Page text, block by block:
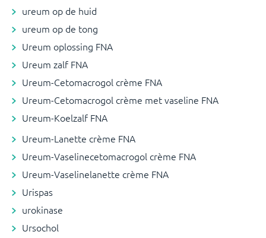
ureum op de huid
ureum op de tong
Ureum oplossing FNA
Ureum zalf FNA
Ureum-Cetomacrogol crème FNA
Ureum-Cetomacrogol crème met vaseline FNA
Ureum-Koelzalf FNA
Ureum-Lanette crème FNA
Ureum-Vaselinecetomacrogol crème FNA
Ureum-Vaselinelanette crème FNA
Urispas
urokinase
Ursochol